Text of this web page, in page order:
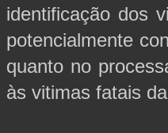
identificação dos
potencialmente
quanto no
às vitimas fatais